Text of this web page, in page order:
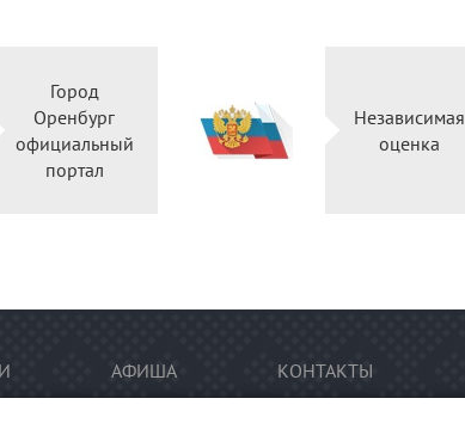
Город
Оренбург
официальный
портал
Независимая
оценка
АФИША КОНТАКТЫ